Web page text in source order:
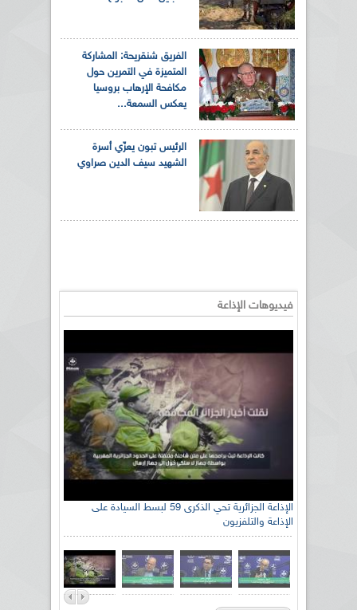
الفريق شنقريحة: المشاركة
المتميزة في التمرين حول
مكافحة الإرهاب بروسيا
يعكس السمعة...
الرئيس تبون يعزّي أسرة
الشهيد سيف الدين صراوي
فيديوهات الإذاعة
الإذاعة الجزائرية تحي الذكرى 59 لبسط السيادة على
الإذاعة والتلفزيون